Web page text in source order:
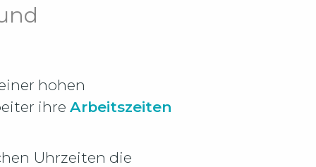
hohen
ihre Arbeitszeiten
Uhrzeiten die